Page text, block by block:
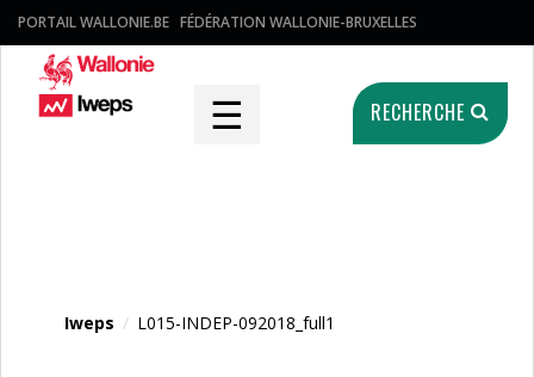
PORTAIL WALLONIE.BE FÉDÉRATION WALLONIE-BRUXELLES
☰ RECHERCHE
Iweps / L015-INDEP-092018_full1